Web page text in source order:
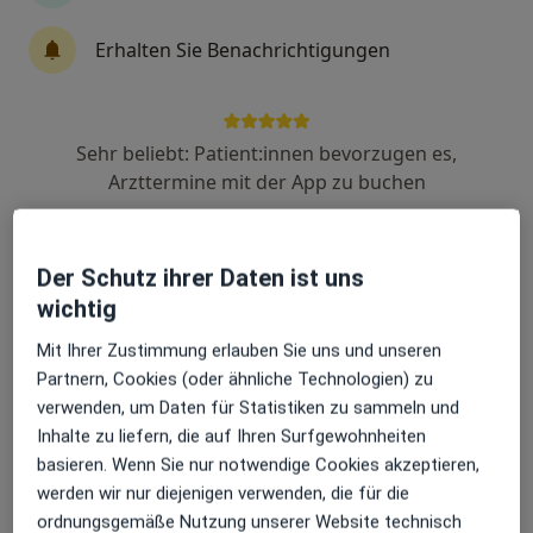
Erhalten Sie Benachrichtigungen
Sehr beliebt: Patient:innen bevorzugen es,
Arzttermine mit der App zu buchen
Unfallchirurgie, Orthopädie, Physiotherapie
5 Bewertungen
•Zu Google Maps
Klinikum Fulda Klinik für Orthopädie und Unfallchirurgie
TOMESA Fachklinik Rehabilitationsklinik
Der Schutz ihrer Daten ist uns
wichtig
Mit Ihrer Zustimmung erlauben Sie uns und unseren
Partnern, Cookies (oder ähnliche Technologien) zu
verwenden, um Daten für Statistiken zu sammeln und
Inhalte zu liefern, die auf Ihren Surfgewohnheiten
basieren. Wenn Sie nur notwendige Cookies akzeptieren,
werden wir nur diejenigen verwenden, die für die
ordnungsgemäße Nutzung unserer Website technisch